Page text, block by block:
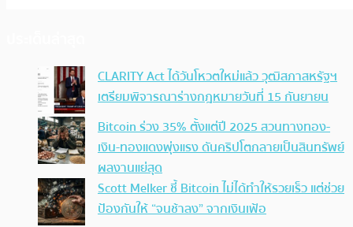
CLARITY Act ได้วันโหวตใหม่แล้ว วุฒิสภาสหรัฐฯ
เตรียมพิจารณาร่างกฎหมายวันที่ 15 กันยายน
Bitcoin ร่วง 35% ตั้งแต่ปี 2025 สวนทางทอง-
เงิน-ทองแดงพุ่งแรง ดันคริปโตกลายเป็นสินทรัพย์
ผลงานแย่สุด
Scott Melker ชี้ Bitcoin ไม่ได้ทำให้รวยเร็ว แต่ช่วย
ป้องกันให้ “จนช้าลง” จากเงินเฟ้อ